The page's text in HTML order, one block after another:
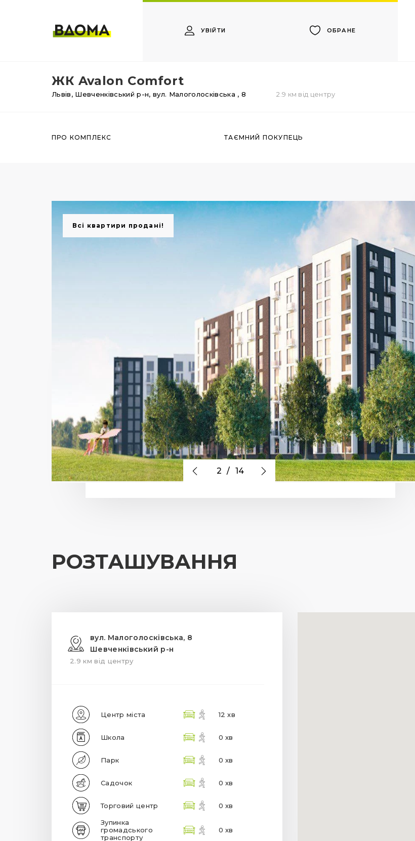
УВІЙТИ ОБРАНЕ
ЖК Avalon Comfort
Львів, Шевченківський р-н, вул. Малоголосківська , 8 2.9 км від центру
ПРО КОМПЛЕКС ТАЄМНИЙ ПОКУПЕЦЬ
2 / 14
Всі квартири продані!
РОЗТАШУВАННЯ
вул. Малоголосківська, 8
Шевченківський р-н
2.9 км від центру
Центр міста 12 хв
Школа 0 хв
Парк 0 хв
Садочок 0 хв
Торговий центр 0 хв
Зупинка
громадського
транспорту
0 хв